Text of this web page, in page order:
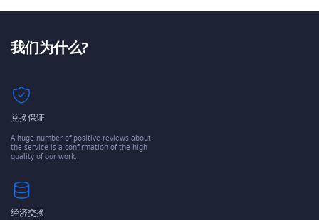
我们为什么?
兑换保证
A huge number of positive reviews about
the service is a confirmation of the high
quality of our work.
经济交换